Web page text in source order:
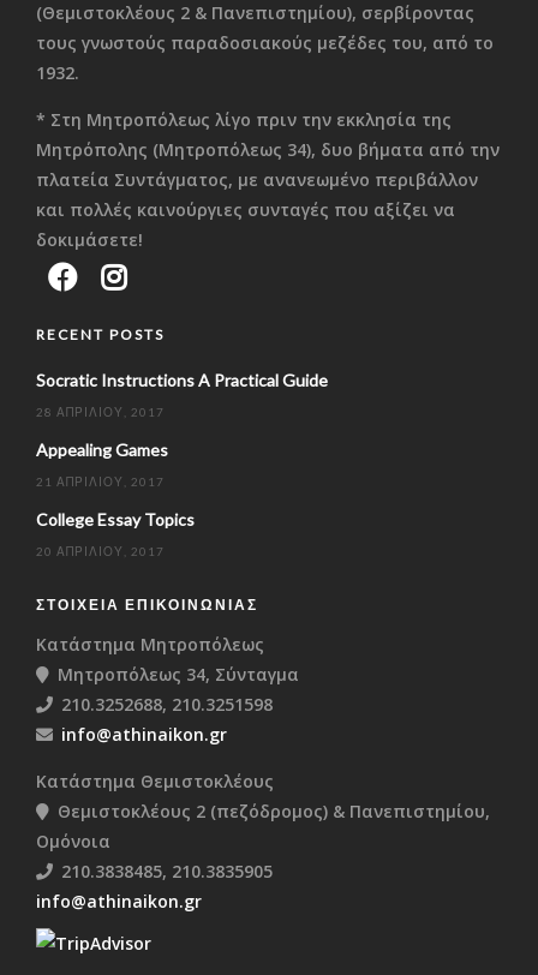
(Θεμιστοκλέους 2 & Πανεπιστημίου), σερβίροντας
τους γνωστούς παραδοσιακούς μεζέδες του, από το
1932.
* Στη Μητροπόλεως λίγο πριν την εκκλησία της
Μητρόπολης (Μητροπόλεως 34), δυο βήματα από την
πλατεία Συντάγματος, με ανανεωμένο περιβάλλον
και πολλές καινούργιες συνταγές που αξίζει να
δοκιμάσετε!
RECENT POSTS
Socratic Instructions A Practical Guide
28 ΑΠΡΙΛΊΟΥ, 2017
Appealing Games
21 ΑΠΡΙΛΊΟΥ, 2017
College Essay Topics
20 ΑΠΡΙΛΊΟΥ, 2017
ΣΤΟΙΧΕΊΑ ΕΠΙΚΟΙΝΩΝΊΑΣ
Κατάστημα Μητροπόλεως
Μητροπόλεως 34, Σύνταγμα
210.3252688, 210.3251598
info@athinaikon.gr
Κατάστημα Θεμιστοκλέους
Θεμιστοκλέους 2 (πεζόδρομος) & Πανεπιστημίου,
Ομόνοια
210.3838485, 210.3835905
info@athinaikon.gr